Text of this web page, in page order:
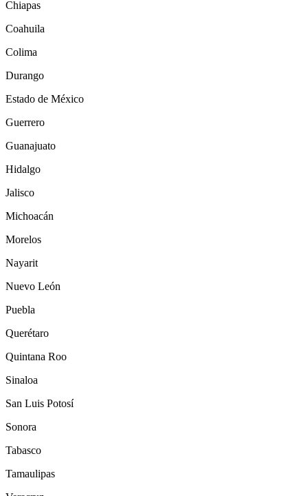
Chiapas
Coahuila
Colima
Durango
Estado de México
Guerrero
Guanajuato
Hidalgo
Jalisco
Michoacán
Morelos
Nayarit
Nuevo León
Puebla
Querétaro
Quintana Roo
Sinaloa
San Luis Potosí
Sonora
Tabasco
Tamaulipas